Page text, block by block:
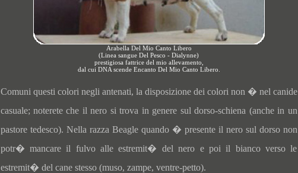
Arabella Del Mio Canto Libero
(Linea sangue Del Pesco - Dialynne)
prestigiosa fattrice del mio allevamento,
dal cui DNA scende Encanto Del Mio Canto Libero.
Comuni questi colori negli antenati, la disposizione dei colori non � nel canide
casuale; noterete che il nero si trova in genere sul dorso-schiena (anche in un
pastore tedesco). Nella razza Beagle quando � presente il nero sul dorso non
potr� mancare il fulvo alle estremit� del nero e poi il bianco verso le
estremit� del cane stesso (muso, zampe, ventre-petto).